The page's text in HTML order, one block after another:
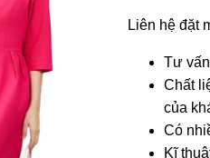
Liên hệ đặt
Tư
Chất
của
Có
Kĩ